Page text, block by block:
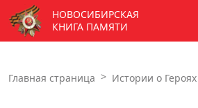
НОВОСИБИРСКАЯ
КНИГА ПАМЯТИ
Главная страница Истории о Героях